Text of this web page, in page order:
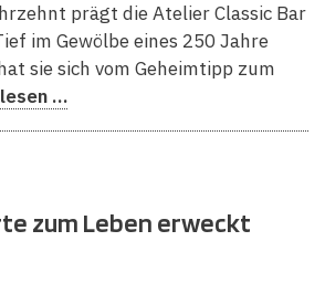
prägt die Atelier Classic Bar
im Gewölbe eines 250 Jahre
sie sich vom Geheimtipp zum
…
zum Leben erweckt